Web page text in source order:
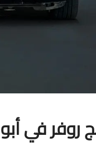
روفر في